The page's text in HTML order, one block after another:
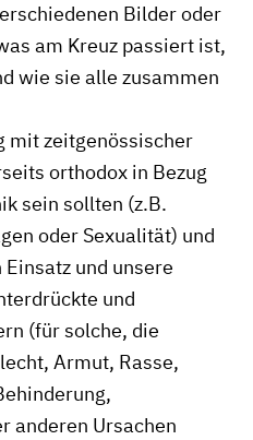
Bilder oder
am Kreuz passiert ist,
wie sie alle zusammen
mit zeitgenössischer
orthodox in Bezug
sein sollten (z.B.
oder Sexualität) und
und unsere
und
(für solche, die
Armut, Rasse,
anderen Ursachen